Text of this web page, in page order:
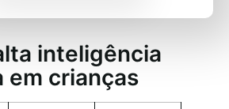
inteligência
em crianças